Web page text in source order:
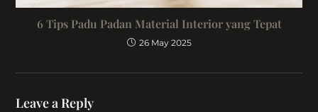
6 Tips Padu Padan Material Interior yang Tepat
26 May 2025
Leave a Reply